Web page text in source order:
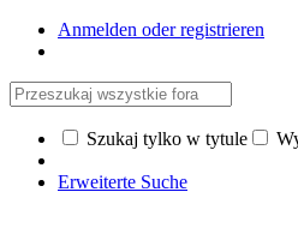
Anmelden oder registrieren
Szukaj tylko w tytule
Erweiterte Suche